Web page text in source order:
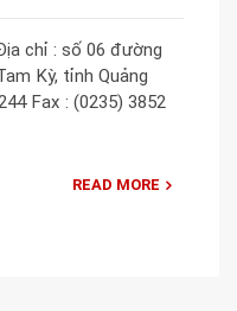
chỉ : số 06 đường
Kỳ, tỉnh Quảng
Fax : (0235) 3852
READ MORE